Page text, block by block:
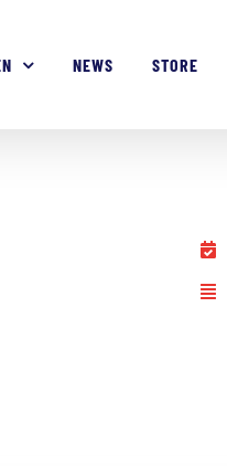
NEWS STORE